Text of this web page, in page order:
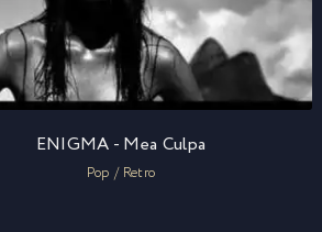
ENIGMA - Mea Culpa
Pop / Retro